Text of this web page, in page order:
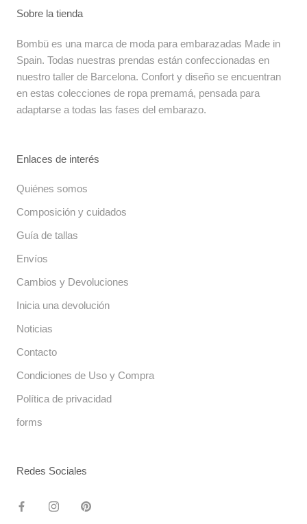
Sobre la tienda
Bombü es una marca de moda para embarazadas Made in
Spain. Todas nuestras prendas están confeccionadas en
nuestro taller de Barcelona. Confort y diseño se encuentran
en estas colecciones de ropa premamá, pensada para
adaptarse a todas las fases del embarazo.
Enlaces de interés
Quiénes somos
Composición y cuidados
Guía de tallas
Envíos
Cambios y Devoluciones
Inicia una devolución
Noticias
Contacto
Condiciones de Uso y Compra
Política de privacidad
forms
Redes Sociales